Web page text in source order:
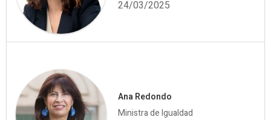
24/03/2025
Ana Redondo
Ministra de Igualdad